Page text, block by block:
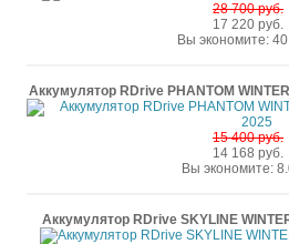
28 700 руб.
17 220 руб.
Вы экономите:
Аккумулятор RDrive PHANTOM
15 400 руб.
14 168 руб.
Вы экономите:
Аккумулятор RDrive SKYLINE